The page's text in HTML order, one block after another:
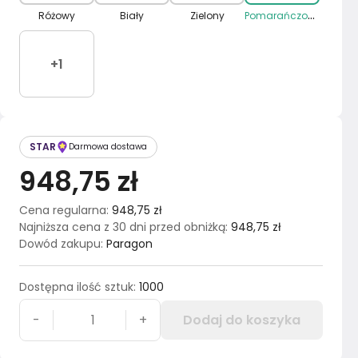
STAR Darmowa dostawa
948,75 zł
Cena regularna: 948,75 zł
Najniższa cena z 30 dni przed obniżką: 948,75 zł
Dowód zakupu: Paragon
Dostępna ilość sztuk: 1000
- + Dodaj do koszyka
Różowy Biały Zielony P
omarańczowy
+1